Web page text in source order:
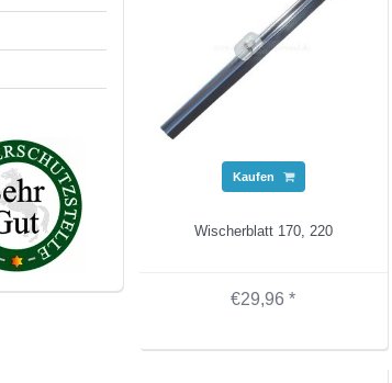
Kaufen
Wischerblatt 170, 220
€29,96 *